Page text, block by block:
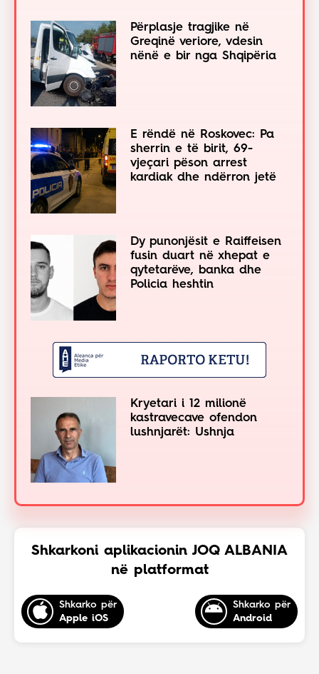
Përplasje tragjike në
Greqinë veriore, vdesin
nënë e bir nga Shqipëria
E rëndë në Roskovec: Pa
sherrin e të birit, 69-
vjeçari pëson arrest
kardiak dhe ndërron jetë
Dy punonjësit e Raiffeisen
fusin duart në xhepat e
qytetarëve, banka dhe
Policia heshtin
Kryetari i 12 milionë
kastravecave ofendon
lushnjarët: Ushnja
Shkarkoni aplikacionin JOQ ALBANIA
në platformat
Shkarko për
Apple iOS
Shkarko për
Android